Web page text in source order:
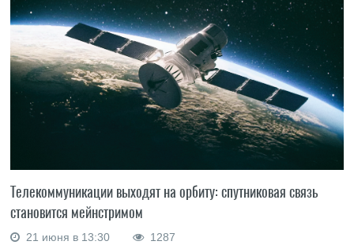
Телекоммуникации выходят на орбиту: спутниковая связь
становится мейнстримом
21 июня в 13:30 1287